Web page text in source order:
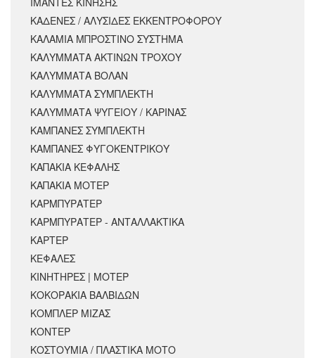
ΚΑΔΕΝΕΣ / ΑΛΥΣΙΔΕΣ ΕΚΚΕΝΤΡΟΦΟΡΟΥ
ΚΑΛΑΜΙΑ ΜΠΡΟΣΤΙΝΟ ΣΥΣΤΗΜΑ
ΚΑΛΥΜΜΑΤΑ ΑΚΤΙΝΩΝ ΤΡΟΧΟΥ
ΚΑΛΥΜΜΑΤΑ ΒΟΛΑΝ
ΚΑΛΥΜΜΑΤΑ ΣΥΜΠΛΕΚΤΗ
ΚΑΛΥΜΜΑΤΑ ΨΥΓΕΙΟΥ / ΚΑΡΙΝΑΣ
ΚΑΜΠΑΝΕΣ ΣΥΜΠΛΕΚΤΗ
ΚΑΜΠΑΝΕΣ ΦΥΓΟΚΕΝΤΡΙΚΟΥ
ΚΑΠΑΚΙΑ ΚΕΦΑΛΗΣ
ΚΑΠΑΚΙΑ ΜΟΤΕΡ
ΚΑΡΜΠΥΡΑΤΕΡ
ΚΑΡΜΠΥΡΑΤΕΡ - ΑΝΤΑΛΛΑΚΤΙΚΑ
ΚΑΡΤΕΡ
ΚΕΦΑΛΕΣ
ΚΙΝΗΤΗΡΕΣ | ΜΟΤΕΡ
ΚΟΚΟΡΑΚΙΑ ΒΑΛΒΙΔΩΝ
ΚΟΜΠΛΕΡ ΜΙΖΑΣ
ΚΟΝΤΕΡ
ΚΟΣΤΟΥΜΙΑ / ΠΛΑΣΤΙΚΑ ΜΟΤΟ